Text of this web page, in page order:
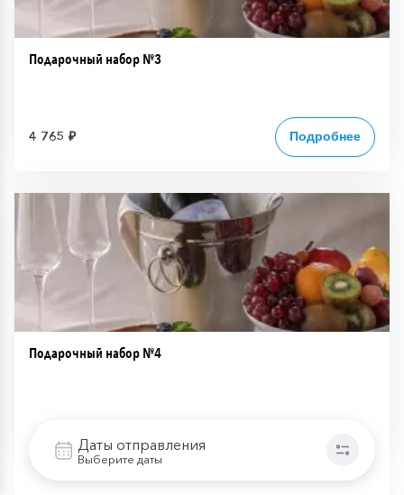
Даты отправления
Выберите даты
Подарочный набор №3
4 765 ₽ Подробнее
Подарочный набор №4